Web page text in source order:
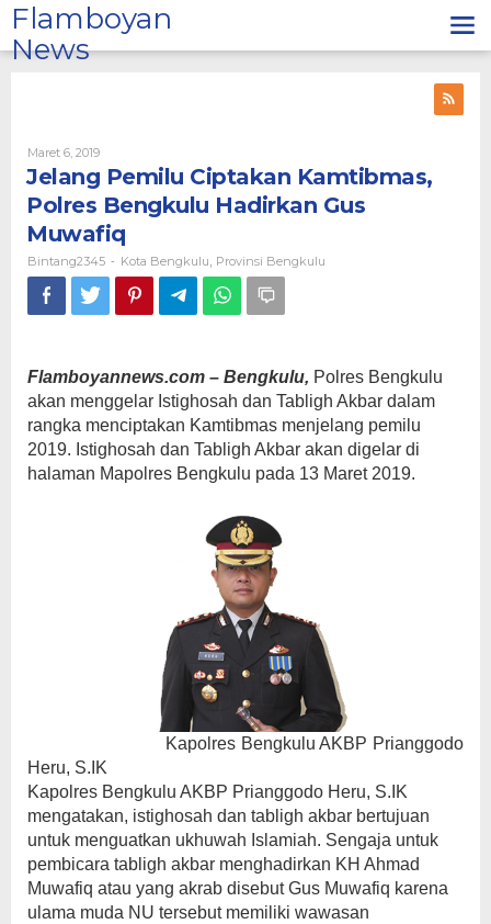
Lewati
ke
konten
Flamboyan
News
Maret 6, 2019Oleh
Bintang2345
Jelang Pemilu Ciptakan Kamtibmas,
Polres Bengkulu Hadirkan Gus
Muwafiq
Bintang2345 - Kota Bengkulu Provinsi Bengkulu
Flamboyannews.com – Bengkulu, Polres Bengkulu
akan menggelar Istighosah dan Tabligh Akbar dalam
rangka menciptakan Kamtibmas menjelang pemilu
2019. Istighosah dan Tabligh Akbar akan digelar di
halaman Mapolres Bengkulu pada 13 Maret 2019.
Kapolres Bengkulu AKBP Prianggodo
Heru, S.IK
Kapolres Bengkulu AKBP Prianggodo Heru, S.IK
mengatakan, istighosah dan tabligh akbar bertujuan
untuk menguatkan ukhuwah Islamiah. Sengaja untuk
pembicara tabligh akbar menghadirkan KH Ahmad
Muwafiq atau yang akrab disebut Gus Muwafiq karena
ulama muda NU tersebut memiliki wawasan